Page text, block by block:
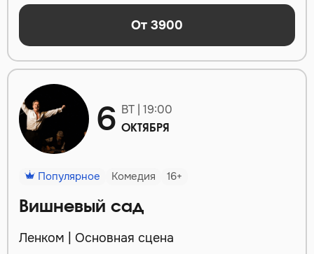
От 3900
6 ВТ | 19:00
ОКТЯБРЯ
Популярное Комедия 16+
Вишневый сад
Ленком | Основная сцена